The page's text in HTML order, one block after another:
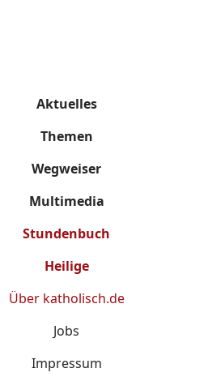
Aktuelles
Themen
Wegweiser
Multimedia
Stundenbuch
Heilige
Über katholisch.de
Jobs
Impressum